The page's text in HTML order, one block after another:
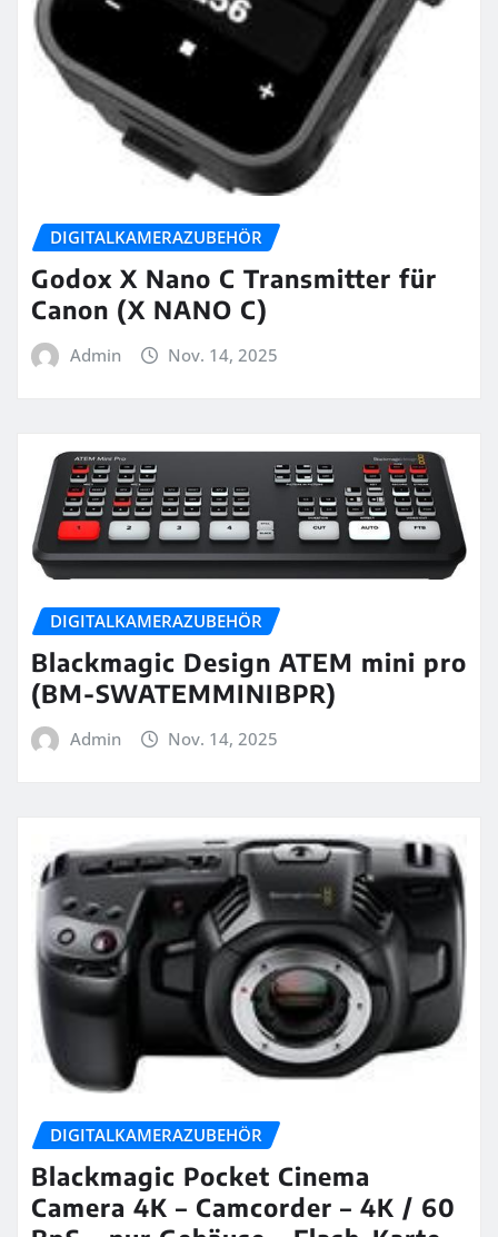
DIGITALKAMERAZUBEHÖR
Godox X Nano C Transmitter für
Canon (X NANO C)
Admin Nov. 14, 2025
DIGITALKAMERAZUBEHÖR
Blackmagic Design ATEM mini pro
(BM-SWATEMMINIBPR)
Admin Nov. 14, 2025
DIGITALKAMERAZUBEHÖR
Blackmagic Pocket Cinema
Camera 4K – Camcorder – 4K / 60